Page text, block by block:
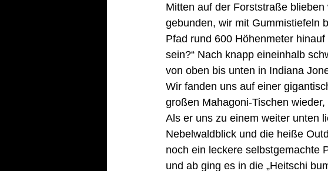
Mitten auf der Forststraße
gebunden, wir mit Gummistiefeln
Pfad rund 600 Höhenmeter
sein?“ Nach knapp eineinhalb
von oben bis unten in Indiana
Wir fanden uns auf einer
großen Mahagoni-Tischen
Als er uns zu einem weiter unten
Nebelwaldblick und die heiße
noch ein leckere selbstgemachte
und ab ging es in die „Heitschi